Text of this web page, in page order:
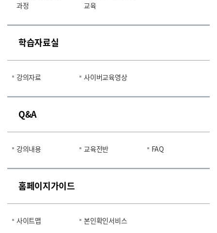
과정
교육
학습자료실
강의자료 사이버교육영상
Q&A
강의내용 교육전반 FAQ
홈페이지가이드
사이트맵 본인확인서비스